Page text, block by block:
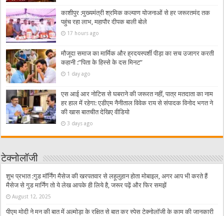
काशीपुर :मुख्यमंत्री श्रमिक कल्याण योजनाओं से हर जरूरतमंद तक
पहुंच रहा लाभ, महापौर दीपक बाली बोले
17 hours ago
मौजूदा समाज का मार्मिक और ह्रदयस्पर्शी पीड़ा का सच उजागर करती
कहानी :”पिता के हिस्से के दस मिनट”
1 day ago
एस आई आर नोटिस से घबराने की जरूरत नहीं, पात्र मतदाता का नाम
हर हाल में रहेगा: एडीएम नैनीताल विवेक राय से संपादक विनोद भगत ने
की खास बातचीत देखिए वीडियो
3 days ago
टेक्नोलॉजी
शुभ प्रभात :गुड मॉर्निंग मैसेज की खरपतवार से लहूलुहान होता मोबाइल, अगर आप भी करते हैं
मैसेज से गुड मार्निंग तो ये लेख आपके ही लिये है, जरूर पढ़ें और फिर समझें
August 12, 2025
पीएम मोदी ने मन की बात में अल्मोड़ा के रक्षित से बात कर स्पेस टेक्नोलॉजी के काम की जानकारी